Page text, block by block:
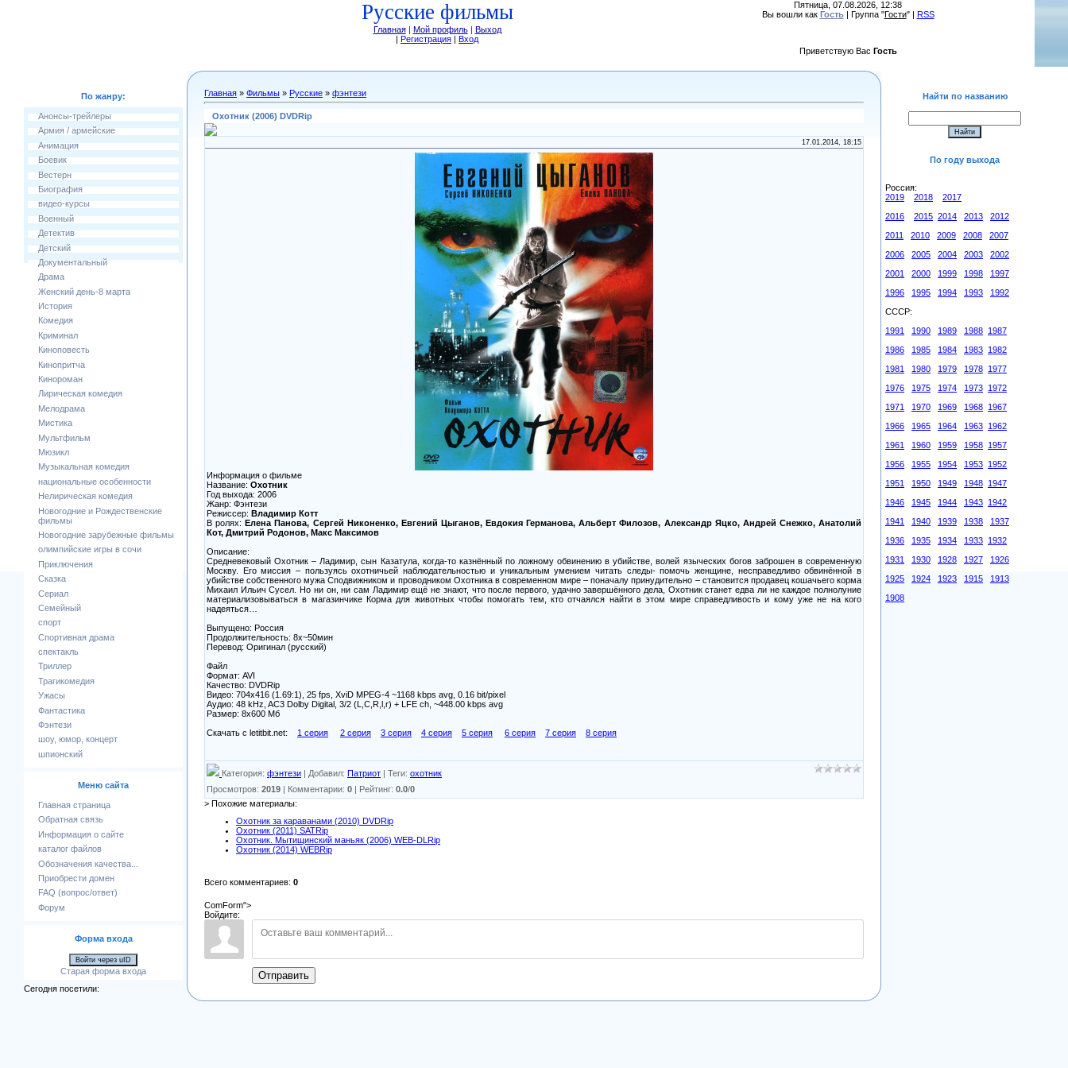
Русские фильмы
Главная| Мой профиль| Выход
| Регистрация | Вход
Пятница, 07.08.2026, 12:38
Вы вошли как Гость| Группа "Гости" | RSS
Приветствую Вас Гость
По жанру:
Анонсы-трейлеры
Армия / армейские
Анимация
Боевик
Вестерн
Биография
видео-курсы
Военный
Детектив
Детский
Документальный
Драма
Женский день-8 марта
История
Комедия
Криминал
Киноповесть
Кинопритча
Кинороман
Лирическая комедия
Мелодрама
Мистика
Мультфильм
Мюзикл
Музыкальная комедия
национальные особенности
Нелирическая комедия
Новогодние и Рождественские
фильмы
Новогодние зарубежные фильмы
олимпийские игры в сочи
Приключения
Сказка
Сериал
Семейный
спорт
Спортивная драма
спектакль
Триллер
Трагикомедия
Ужасы
Фантастика
Фэнтези
шоу, юмор, концерт
шпионский
Меню сайта
Главная страница
Обратная связь
Информация о сайте
каталог файлов
Обозначения качества...
Приобрести домен
FAQ (вопрос/ответ)
Форум
Форма входа
Войти через uID
Старая форма входа
Сегодня посетили:
Главная » Фильмы » Русские » фэнтези
Охотник (2006) DVDRip
17.01.2014, 18:15
Информация о фильме
Название: Охотник
Год выхода: 2006
Жанр: Фэнтези
Режиссер: Владимир Котт
В ролях:Елена Панова, Сергей Никоненко, Евгений Цыганов, Евдокия Германова, Альберт Филозов, Александр Яцко, Андрей Снежко, Анатолий
Кот, Дмитрий Родонов, Макс Максимов
Описание:
Средневековый Охотник – Ладимир, сын Казатула, когда-то казнённый по ложному обвинению в убийстве, волей языческих богов заброшен в современную
Москву. Его миссия – пользуясь охотничьей наблюдательностью и уникальным умением читать следы- помочь женщине, несправедливо обвинённой в
убийстве собственного мужа Сподвижником и проводником Охотника в современном мире – поначалу принудительно – становится продавец кошачьего корма
Михаил Ильич Сусел. Но ни он, ни сам Ладимир ещё не знают, что после первого, удачно завершённого дела, Охотник станет едва ли не каждое полнолуние
материализовываться в магазинчике Корма для животных чтобы помогать тем, кто отчаялся найти в этом мире справедливость и кому уже не на кого
надеяться…
Выпущено: Россия
Продолжительность: 8х~50мин
Перевод: Оригинал (русский)
Файл
Формат: AVI
Качество: DVDRip
Видео: 704x416 (1.69:1), 25 fps, XviD MPEG-4 ~1168 kbps avg, 0.16 bit/pixel
Аудио: 48 kHz, AC3 Dolby Digital, 3/2 (L,C,R,l,r) + LFE ch, ~448.00 kbps avg
Размер: 8х600 Мб
Скачать с letitbit.net: 1 серия 2 серия 3 серия 4 серия 5 серия 6 серия 7 серия 8 серия
Категория: фэнтези | Добавил: Патриот | Теги: охотник
Просмотров: 2019 | Комментарии: 0 | Рейтинг: 0.0/0
> Похожие материалы:
Охотник за караванами (2010) DVDRip
Охотник (2011) SATRip
Охотник. Мытищинский маньяк (2006) WEB-DLRip
Охотник (2014) WEBRip
Всего комментариев: 0
ComForm">
Войдите:
Отправить
Найти по названию
По году выхода
Россия:
2019
2018
2017
2016
2015 2014 2013
2012
2011
2010 2009 2008
2007
2006
2005 2004 2003
2002
2001
2000 1999 1998
1997
1996
1995 1994 1993
1992
СССР:
1991
1990 1989 1988 1987
1986
1985 1984 1983 1982
1981
1980 1979 1978 1977
1976
1975 1974 1973 1972
1971
1970 1969 1968 1967
1966
1965 1964 1963 1962
1961
1960 1959 1958 1957
1956
1955 1954 1953 1952
1951
1950 1949 1948 1947
1946
1945 1944 1943 1942
1941
1940 1939 1938
1937
1936
1935 1934 1933 1932
1931
1930 1928 1927
1926
1925
1924 1923 1915
1913
1908